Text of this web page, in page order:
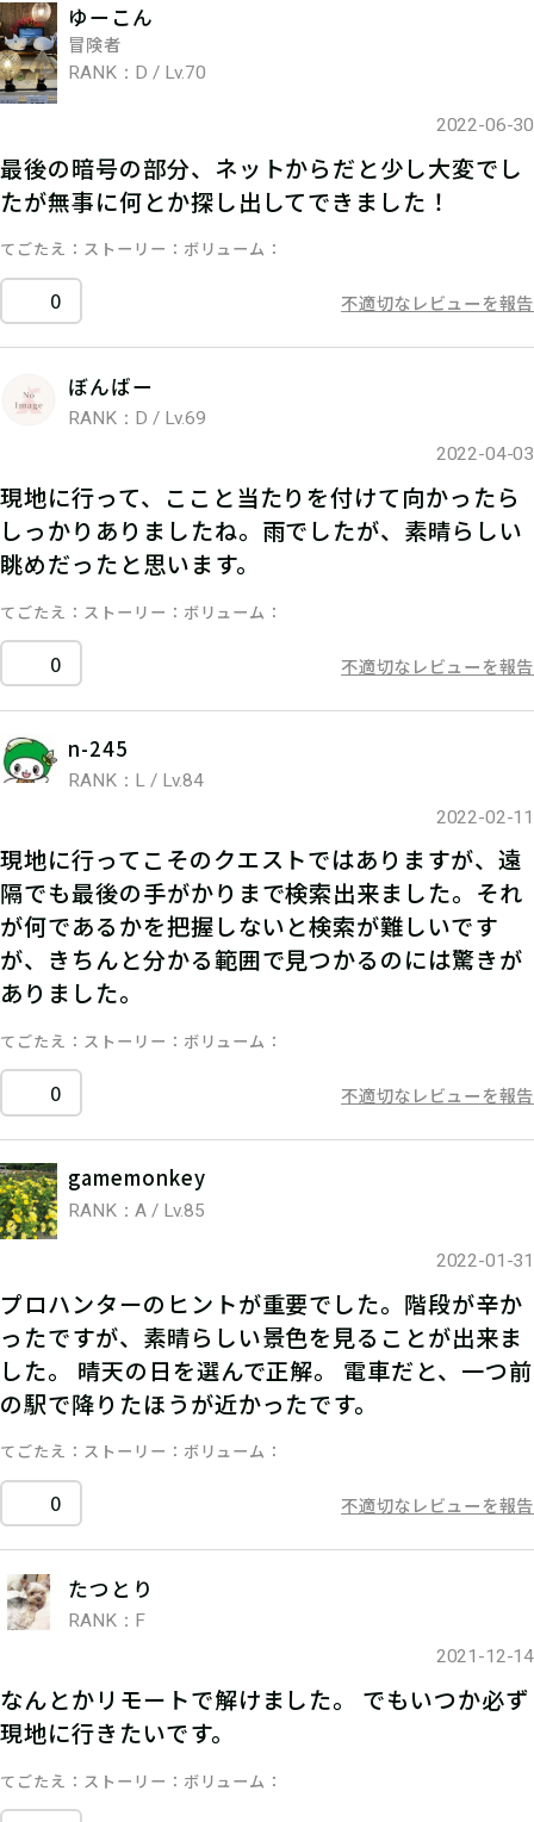
ゆーこん
冒険者
RANK：D / Lv.70
2022-06-30
最後の暗号の部分、ネットからだと少し大変でし
たが無事に何とか探し出してできました！
てごたえ ストーリー ボリューム
0 不適切なレビューを報告
ぼんばー
RANK：D / Lv.69
2022-04-03
現地に行って、ここと当たりを付けて向かったら
しっかりありましたね。雨でしたが、素晴らしい
眺めだったと思います。
てごたえ ストーリー ボリューム
0 不適切なレビューを報告
n-245
RANK：L / Lv.84
2022-02-11
現地に行ってこそのクエストではありますが、遠
隔でも最後の手がかりまで検索出来ました。それ
が何であるかを把握しないと検索が難しいです
が、きちんと分かる範囲で見つかるのには驚きが
ありました。
てごたえ ストーリー ボリューム
0 不適切なレビューを報告
gamemonkey
RANK：A / Lv.85
2022-01-31
プロハンターのヒントが重要でした。階段が辛か
ったですが、素晴らしい景色を見ることが出来ま
した。 晴天の日を選んで正解。 電車だと、一つ前
の駅で降りたほうが近かったです。
てごたえ ストーリー ボリューム
0 不適切なレビューを報告
たつとり
RANK：F
2021-12-14
なんとかリモートで解けました。 でもいつか必ず
現地に行きたいです。
てごたえ ストーリー ボリューム